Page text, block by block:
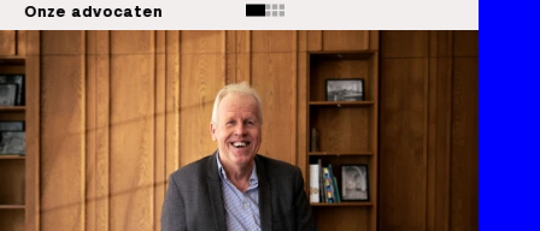
Onze advocaten